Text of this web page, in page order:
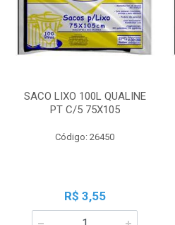
SACO LIXO 100L QUALINE
PT C/5 75X105
Código: 26450
R$ 3,55